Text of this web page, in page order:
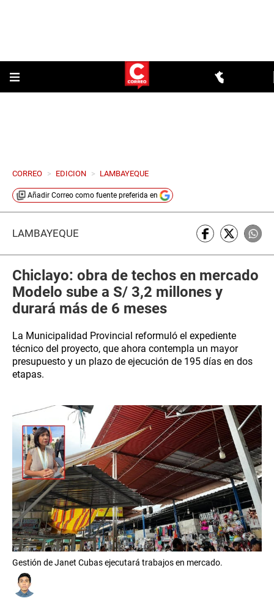
CORREO > EDICION > LAMBAYEQUE
Añadir Correo como fuente preferida en
LAMBAYEQUE
Chiclayo: obra de techos en mercado
Modelo sube a S/ 3,2 millones y
durará más de 6 meses
La Municipalidad Provincial reformuló el expediente
técnico del proyecto, que ahora contempla un mayor
presupuesto y un plazo de ejecución de 195 días en dos
etapas.
Gestión de Janet Cubas ejecutará trabajos en mercado.